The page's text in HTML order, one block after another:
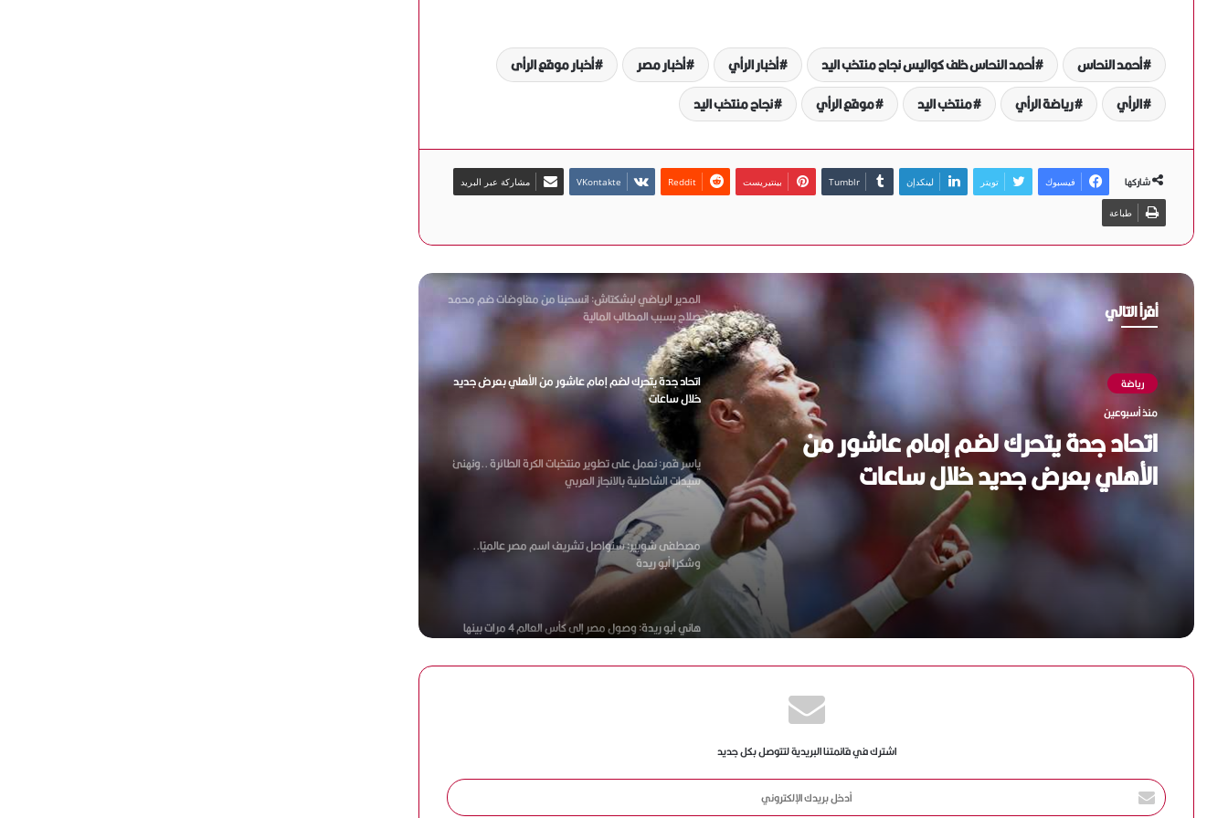
أحمد النحاس أحمد النحاس خلف كواليس نجاح منتخب اليد أخبار الرأي أخبار مصر
أخبار موقع الرأى
الرأي
رياضة الرأي منتخب اليد موقع الرأي نجاح منتخب اليد
شاركها فيسبوك تويتر لينكدإن بينتيريست مشاركة عبر البريد
طباعة
أقرأ التالي
رياضة
منذ أسبوعين
اتحاد جدة يتحرك لضم إمام عاشور من
الأهلي بعرض جديد خلال ساعات
وكيل جوارديولا يحسم الجدل: المدرب الإسباني يبتعد عن
التدريب موسمًا كاملًا
الأهلي يحسم الجدل بشأن مروان عطية.. لا عروض رسمية
من الفيحاء السعودي
المدير الرياضي لبشكتاش: انسحبنا من مفاوضات ضم محمد
صلاح بسبب المطالب المالية
اتحاد جدة يتحرك لضم إمام عاشور من الأهلي بعرض جديد
خلال ساعات
ياسر قمر: نعمل على تطوير منتخبات الكرة الطائرة ..ونهنئ
سيدات الشاطئية بالانجاز العربي
مصطفى شوبير: سنواصل تشريف اسم مصر عالميًا..
وشكرا أبو ريدة
هاني أبو ريدة: وصول مصر إلى كأس العالم 4 مرات بينها
مرتان في عهد الرئيس السيسي يعكس حجم الدعم للكرة
المصرية
إسبانيا وبلجيكا في قمة نارية لحسم بطاقة التأهل إلى نصف
نهائي كأس العالم 2026
اشترك في قائمتنا البريدية لتتوصل بكل جديد
أ
د